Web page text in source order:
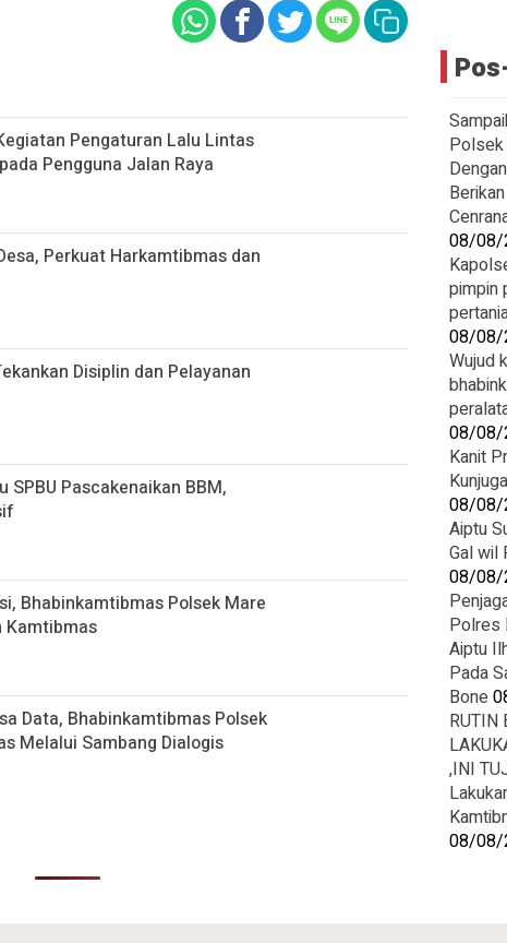
Pengaturan Lalu Lintas
Pengguna Jalan Raya
Perkuat Harkamtibmas dan
Disiplin dan Pelayanan
Pascakenaikan BBM,
Bhabinkamtibmas Polsek Mare
Kamtibmas
Data, Bhabinkamtibmas Polsek
Melalui Sambang Dialogis
Polsek
08/08/
pimpin
08/08/
Wujud
08/08/
Kanit
08/08/
Aiptu
Gal wil
08/08/
Polres
Aiptu
Pada
Bone
RUTIN
,INI
08/08/